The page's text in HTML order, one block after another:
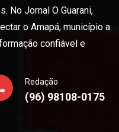
No Jornal O Guarani,
o Amapá, município a
confiável e
Redação
(96) 98108-0175